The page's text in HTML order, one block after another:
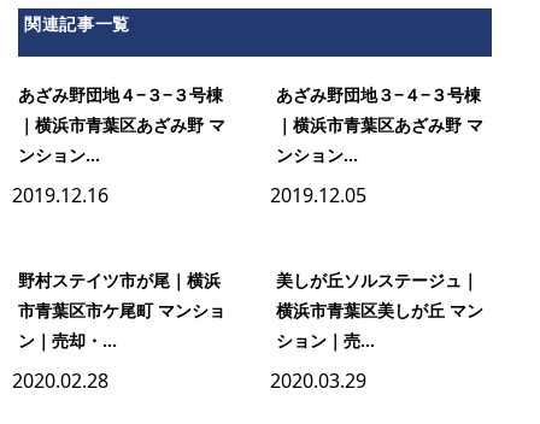
関連記事一覧
あざみ野団地４−３−３号棟
｜横浜市青葉区あざみ野 マ
ンション...
2019.12.16
あざみ野団地３−４−３号棟
｜横浜市青葉区あざみ野 マ
ンション...
2019.12.05
野村ステイツ市が尾｜横浜
市青葉区市ケ尾町 マンショ
ン｜売却・...
2020.02.28
美しが丘ソルステージュ｜
横浜市青葉区美しが丘 マン
ション｜売...
2020.03.29